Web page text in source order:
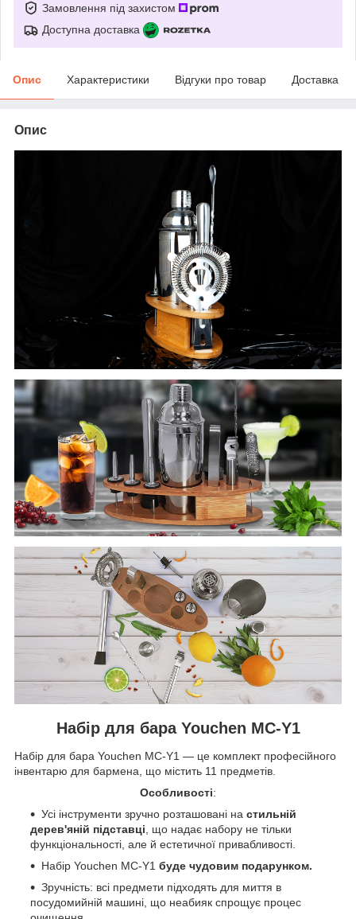
Замовлення під захистом
Доступна доставка
Опис Характеристики Відгуки про товар Доставка
Опис
Набір для бара Youchen MC-Y1
Набір для бара Youchen MC-Y1 — це комплект професійного
інвентарю для бармена, що містить 11 предметів.
Особливості:
Усі інструменти зручно розташовані на стильній
дерев'яній підставці, що надає набору не тільки
функціональності, але й естетичної привабливості.
Набір Youchen MC-Y1 буде чудовим подарунком.
Зручність: всі предмети підходять для миття в
посудомийній машині, що неабияк спрощує процес